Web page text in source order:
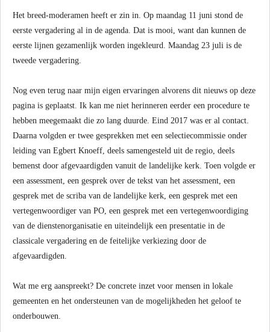
Het breed-moderamen heeft er zin in. Op maandag 11 juni stond de
eerste vergadering al in de agenda. Dat is mooi, want dan kunnen de
eerste lijnen gezamenlijk worden ingekleurd. Maandag 23 juli is de
tweede vergadering.
Nog even terug naar mijn eigen ervaringen alvorens dit nieuws op deze
pagina is geplaatst. Ik kan me niet herinneren eerder een procedure te
hebben meegemaakt die zo lang duurde. Eind 2017 was er al contact.
Daarna volgden er twee gesprekken met een selectiecommissie onder
leiding van Egbert Knoeff, deels samengesteld uit de regio, deels
bemenst door afgevaardigden vanuit de landelijke kerk. Toen volgde er
een assessment, een gesprek over de tekst van het assessment, een
gesprek met de scriba van de landelijke kerk, een gesprek met een
vertegenwoordiger van PO, een gesprek met een vertegenwoordiging
van de dienstenorganisatie en uiteindelijk een presentatie in de
classicale vergadering en de feitelijke verkiezing door de
afgevaardigden.
Wat me erg aanspreekt? De concrete inzet voor mensen in lokale
gemeenten en het ondersteunen van de mogelijkheden het geloof te
onderbouwen.